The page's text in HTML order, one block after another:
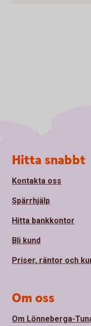
Sidfot
Hitta snabbt
Kontakta oss
Spärrhjälp
Hitta bankkontor
Bli kund
Priser, räntor och
Om oss
Om Lönneberga-